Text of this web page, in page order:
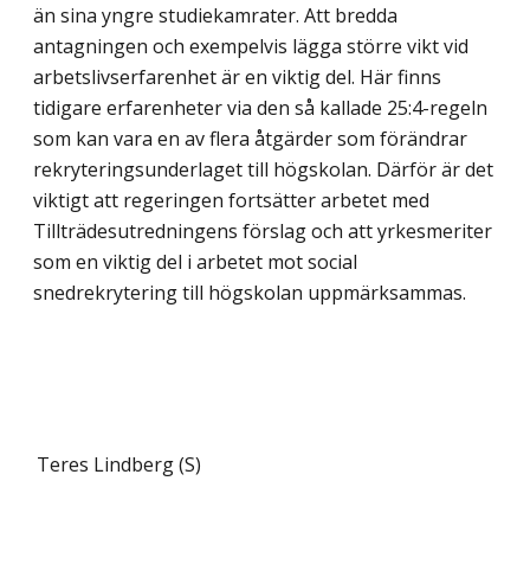
än sina yngre studiekamrater. Att bredda
antagningen och exempelvis lägga större vikt vid
arbetslivserfarenhet är en viktig del. Här finns
tidigare erfarenheter via den så kallade 25:4-regeln
som kan vara en av flera åtgärder som förändrar
rekryteringsunderlaget till högskolan. Därför är det
viktigt att regeringen fortsätter arbetet med
Tillträdesutredningens förslag och att yrkesmeriter
som en viktig del i arbetet mot social
snedrekrytering till högskolan uppmärksammas.
Teres Lindberg (S)